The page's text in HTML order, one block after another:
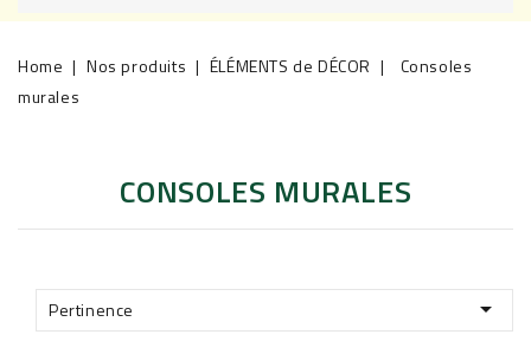
Home Nos produits ÉLÉMENTS de DÉCOR
Consoles
murales
CONSOLES MURALES
Pertinence 